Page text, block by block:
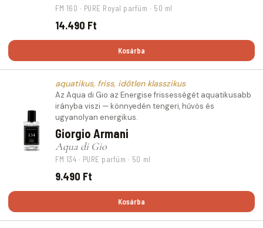
FM 160 · PURE Royal parfüm · 50 ml
14.490 Ft
Kosárba
aquatikus, friss, időtlen klasszikus
Az Aqua di Gio az Energise frissességét aquatikusabb
irányba viszi — könnyedén tengeri, hűvös és
ugyanolyan energikus.
Giorgio Armani
Aqua di Gio
FM 134 · PURE parfüm · 50 ml
9.490 Ft
Kosárba